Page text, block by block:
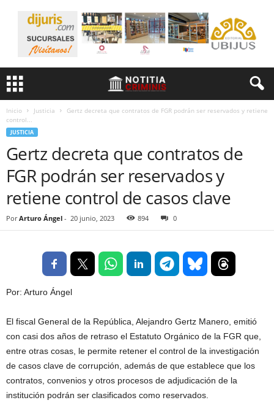
Inicio Justicia
Gertz decreta que contratos de FGR podrán ser reservados y retiene
control...
JUSTICIA
Gertz decreta que contratos de
FGR podrán ser reservados y
retiene control de casos clave
Por Arturo Ángel - 20 junio, 2023 894 0
Por: Arturo Ángel
El fiscal General de la República, Alejandro Gertz Manero, emitió
con casi dos años de retraso el Estatuto Orgánico de la FGR que,
entre otras cosas, le permite retener el control de la investigación
de casos clave de corrupción, además de que establece que los
contratos, convenios y otros procesos de adjudicación de la
institución podrán ser clasificados como reservados.